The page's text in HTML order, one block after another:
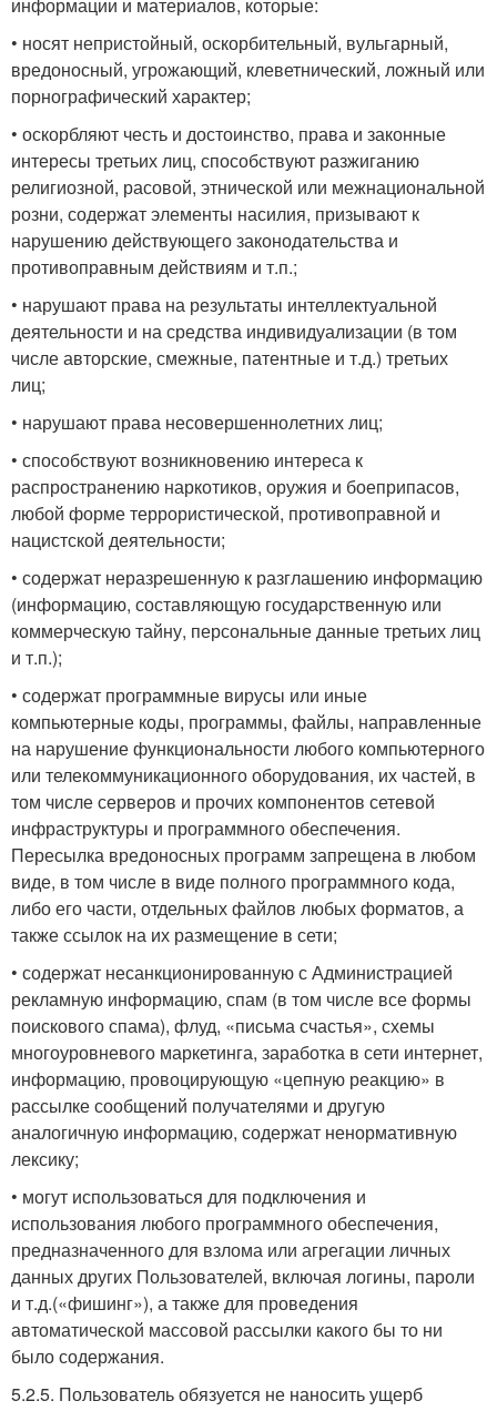
• носят непристойный, оскорбительный, вульгарный,
вредоносный, угрожающий, клеветнический, ложный или
порнографический характер;
• оскорбляют честь и достоинство, права и законные
интересы третьих лиц, способствуют разжиганию
религиозной, расовой, этнической или межнациональной
розни, содержат элементы насилия, призывают к
нарушению действующего законодательства и
противоправным действиям и т.п.;
• нарушают права на результаты интеллектуальной
деятельности и на средства индивидуализации (в том
числе авторские, смежные, патентные и т.д.) третьих
лиц;
• нарушают права несовершеннолетних лиц;
• способствуют возникновению интереса к
распространению наркотиков, оружия и боеприпасов,
любой форме террористической, противоправной и
нацистской деятельности;
• содержат неразрешенную к разглашению информацию
(информацию, составляющую государственную или
коммерческую тайну, персональные данные третьих лиц
и т.п.);
• содержат программные вирусы или иные
компьютерные коды, программы, файлы, направленные
на нарушение функциональности любого компьютерного
или телекоммуникационного оборудования, их частей, в
том числе серверов и прочих компонентов сетевой
инфраструктуры и программного обеспечения.
Пересылка вредоносных программ запрещена в любом
виде, в том числе в виде полного программного кода,
либо его части, отдельных файлов любых форматов, а
также ссылок на их размещение в сети;
• содержат несанкционированную с Администрацией
рекламную информацию, спам (в том числе все формы
поискового спама), флуд, «письма счастья», схемы
многоуровневого маркетинга, заработка в сети интернет,
информацию, провоцирующую «цепную реакцию» в
рассылке сообщений получателями и другую
аналогичную информацию, содержат ненормативную
лексику;
• могут использоваться для подключения и
использования любого программного обеспечения,
предназначенного для взлома или агрегации личных
данных других Пользователей, включая логины, пароли
и т.д.(«фишинг»), а также для проведения
автоматической массовой рассылки какого бы то ни
было содержания.
5.2.5. Пользователь обязуется не наносить ущерб